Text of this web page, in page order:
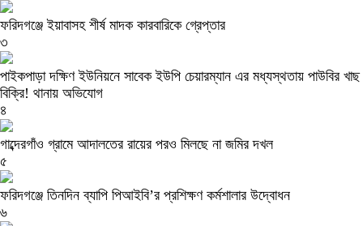
ফরিদগঞ্জে ইয়াবাসহ শীর্ষ মাদক কারবারিকে গ্রেপ্তার
৩
পাইকপাড়া দক্ষিণ ইউনিয়নে সাবেক ইউপি চেয়ারম্যান এর মধ্যস্থতায় পাউবির খাছ
বিক্রি! থানায় অভিযোগ
৪
গাব্দেরগাঁও গ্রামে আদালতের রায়ের পরও মিলছে না জমির দখল
৫
ফরিদগঞ্জে তিনদিন ব্যাপি পিআইবি’র প্রশিক্ষণ কর্মশালার উদ্বোধন
৬